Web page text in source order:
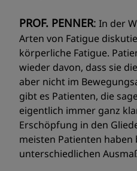
PROF. PENNER: In der
Arten von Fatigue
körperliche Fatigue.
wieder davon, dass sie
aber nicht im
gibt es Patienten, die
eigentlich immer ganz
Erschöpfung in den
meisten Patienten haben
unterschiedlichen